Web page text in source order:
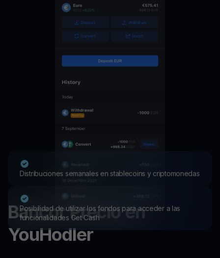
Distribuciones semanales en stablecoins y criptomonedas
Posibilidad de utilizar los fondos para acceder a las
funcionalidades Get Cash
BancorPrecio en
YouHodler